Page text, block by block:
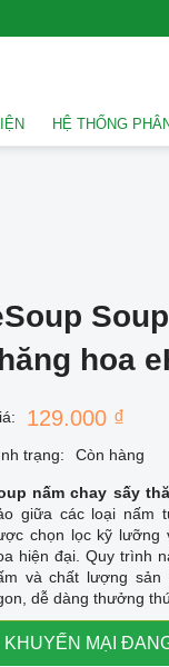
HỆ THỐNG
hoa
129.000 ₫
trạng: Còn hàng
nấm chay sấy
giữa các loại nấm
chọn lọc kỹ lưỡng
hiện đại. Quy trình
và chất lượng sản
dễ dàng thưởng
KHUYẾN MẠI